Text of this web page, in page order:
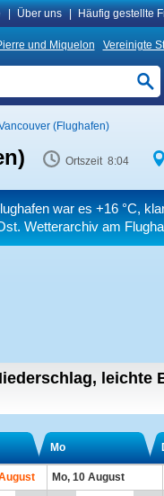
Über uns Häufig gestellte
und Miquelon Vereinigte
(Flughafen)
Ortszeit 8:04
war es +16 °C,
Wetterarchiv am
leichte
Mo
Mo, 10 August